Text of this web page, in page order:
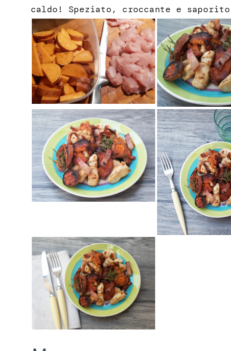
caldo! Speziato, croccante e